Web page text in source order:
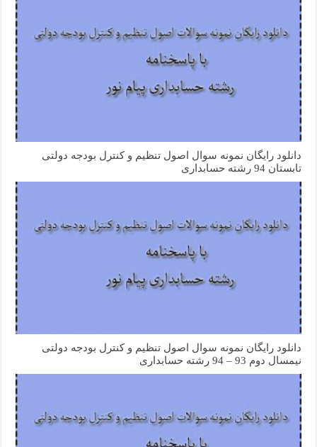
دانلود رایگان نمونه سوال اصول تنظیم و کنترل بودجه دولتی
تابستان 94 رشته حسابداری
دانلود رایگان نمونه سوال اصول تنظیم و کنترل بودجه دولتی
نیمسال دوم 93 – 94 رشته حسابداری